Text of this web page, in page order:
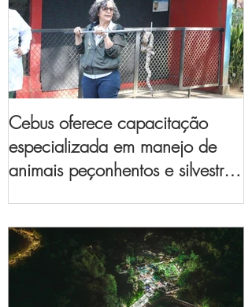
Cebus oferece capacitação
especializada em manejo de
animais peçonhentos e silvestres